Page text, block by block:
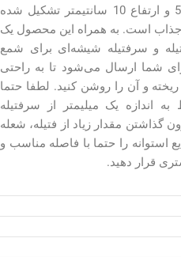
عدد شمع پیرکس استوانه به قطر 5 و ارتفاع 10 سانتیمتر تشکیل شده
جذاب است. به همراه این محصول یک
فتیله و سرفتیله شیشه‌ای برای شمع
شما ارسال می‌شود تا به راحتی
و آن را روشن کنید. لطفا حتما
اندازه یک میلیمتر از سرفتیله
مقدار زیاد از فتیله، شعله
استوانه را حتما با فاصله مناسب و
قرار دهید.